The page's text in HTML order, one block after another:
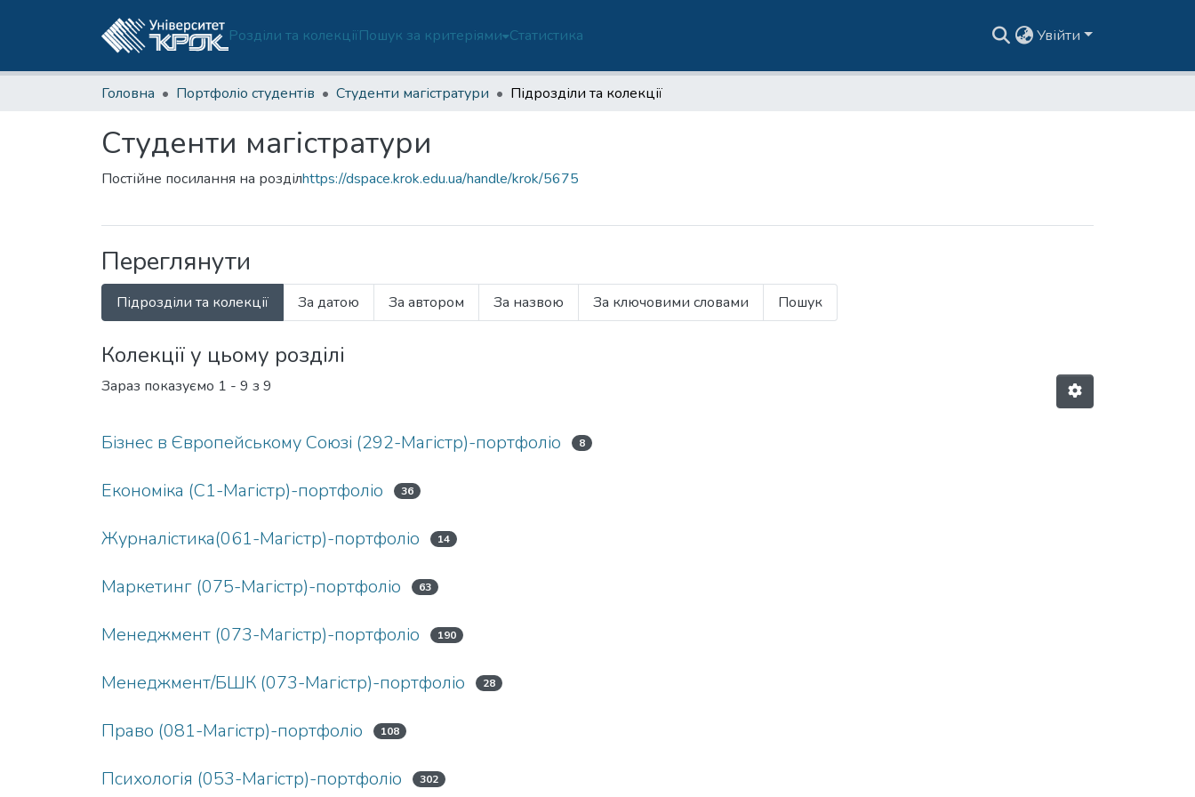
Розділи та колекціїПошук за критеріями Статистика Увійти
Головна Портфоліо студентів Студенти магістратури Підрозділи та колекції
Студенти магістратури
Постійне посилання на розділhttps://dspace.krok.edu.ua/handle/krok/5675
Переглянути
Підрозділи та колекції За датою За автором За назвою За ключовими словами Пошук
Колекції у цьому розділі
Зараз показуємо 1 - 9 з 9
Бізнес в Європейському Союзі (292-Магістр)-портфоліо 8
Економіка (С1-Магістр)-портфоліо 36
Журналістика(061-Магістр)-портфоліо 14
Маркетинг (075-Магістр)-портфоліо 63
Менеджмент (073-Магістр)-портфоліо 190
Менеджмент/БШК (073-Магістр)-портфоліо 28
Право (081-Магістр)-портфоліо 108
Психологія (053-Магістр)-портфоліо 302